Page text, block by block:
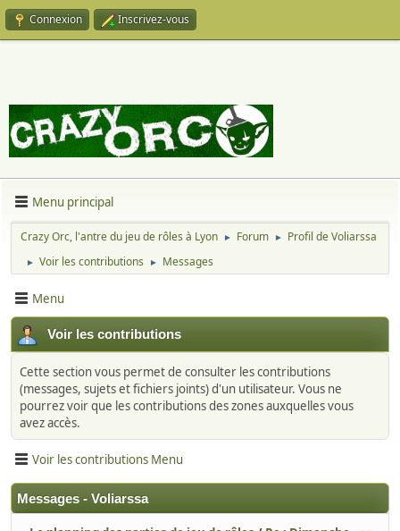
Connexion Inscrivez-vous
Menu principal
Crazy Orc, l'antre du jeu de rôles à Lyon ► Forum ► Profil de Voliarssa
► Voir les contributions ► Messages
Menu
Voir les contributions
Cette section vous permet de consulter les contributions
(messages, sujets et fichiers joints) d'un utilisateur. Vous ne
pourrez voir que les contributions des zones auxquelles vous
avez accès.
Voir les contributions Menu
Messages - Voliarssa